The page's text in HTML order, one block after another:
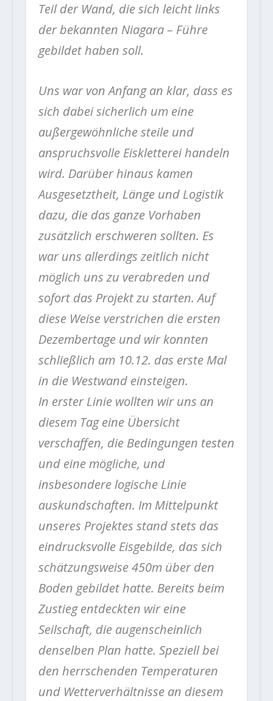
Teil der Wand, die sich leicht links
der bekannten Niagara – Führe
gebildet haben soll.
Uns war von Anfang an klar, dass es
sich dabei sicherlich um eine
außergewöhnliche steile und
anspruchsvolle Eiskletterei handeln
wird. Darüber hinaus kamen
Ausgesetztheit, Länge und Logistik
dazu, die das ganze Vorhaben
zusätzlich erschweren sollten. Es
war uns allerdings zeitlich nicht
möglich uns zu verabreden und
sofort das Projekt zu starten. Auf
diese Weise verstrichen die ersten
Dezembertage und wir konnten
schließlich am 10.12. das erste Mal
in die Westwand einsteigen.
In erster Linie wollten wir uns an
diesem Tag eine Übersicht
verschaffen, die Bedingungen testen
und eine mögliche, und
insbesondere logische Linie
auskundschaften. Im Mittelpunkt
unseres Projektes stand stets das
eindrucksvolle Eisgebilde, das sich
schätzungsweise 450m über den
Boden gebildet hatte. Bereits beim
Zustieg entdeckten wir eine
Seilschaft, die augenscheinlich
denselben Plan hatte. Speziell bei
den herrschenden Temperaturen
und Wetterverhältnisse an diesem